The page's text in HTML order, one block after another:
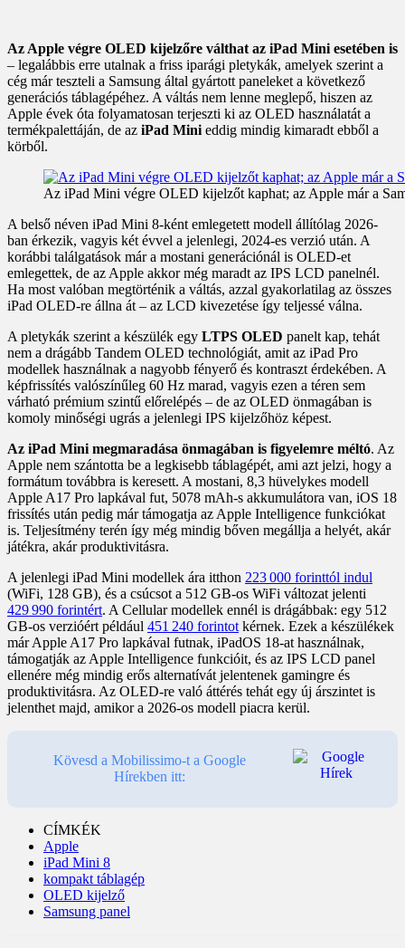
Az Apple végre OLED kijelzőre válthat az iPad Mini esetében is
– legalábbis erre utalnak a friss iparági pletykák, amelyek szerint a
cég már teszteli a Samsung által gyártott paneleket a következő
generációs táblagépéhez. A váltás nem lenne meglepő, hiszen az
Apple évek óta folyamatosan terjeszti ki az OLED használatát a
termékpalettáján, de az iPad Mini eddig mindig kimaradt ebből a
körből.
Az iPad Mini végre OLED kijelzőt kaphat; az Apple már a
A belső néven iPad Mini 8-ként emlegetett modell állítólag 2026-
ban érkezik, vagyis két évvel a jelenlegi, 2024-es verzió után. A
korábbi találgatások már a mostani generációnál is OLED-et
emlegettek, de az Apple akkor még maradt az IPS LCD panelnél.
Ha most valóban megtörténik a váltás, azzal gyakorlatilag az összes
iPad OLED-re állna át – az LCD kivezetése így teljessé válna.
A pletykák szerint a készülék egy LTPS OLED panelt kap, tehát
nem a drágább Tandem OLED technológiát, amit az iPad Pro
modellek használnak a nagyobb fényerő és kontraszt érdekében. A
képfrissítés valószínűleg 60 Hz marad, vagyis ezen a téren sem
várható prémium szintű előrelépés – de az OLED önmagában is
komoly minőségi ugrás a jelenlegi IPS kijelzőhöz képest.
Az iPad Mini megmaradása önmagában is figyelemre méltó. Az
Apple nem szántotta be a legkisebb táblagépét, ami azt jelzi, hogy a
formátum továbbra is keresett. A mostani, 8,3 hüvelykes modell
Apple A17 Pro lapkával fut, 5078 mAh-s akkumulátora van, iOS 18
frissítés után pedig már támogatja az Apple Intelligence funkciókat
is. Teljesítmény terén így még mindig bőven megállja a helyét, akár
játékra, akár produktivitásra.
A jelenlegi iPad Mini modellek ára itthon 223 000 forinttól indul
(WiFi, 128 GB), és a csúcsot a 512 GB-os WiFi változat jelenti
429 990 forintért. A Cellular modellek ennél is drágábbak: egy 512
GB-os verzióért például 451 240 forintot kérnek. Ezek a készülékek
már Apple A17 Pro lapkával futnak, iPadOS 18-at használnak,
támogatják az Apple Intelligence funkcióit, és az IPS LCD panel
ellenére még mindig erős alternatívát jelentenek gamingre és
produktivitásra. Az OLED-re való áttérés tehát egy új árszintet is
jelenthet majd, amikor a 2026-os modell piacra kerül.
Kövesd a Mobilissimo-t a Google
Hírekben itt:
CÍMKÉK
Apple
iPad Mini 8
kompakt táblagép
OLED kijelző
Samsung panel